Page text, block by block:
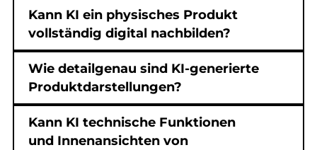
Kann KI ein physisches Produkt
vollständig digital nachbilden?
Wie detailgenau sind KI-generierte
Produktdarstellungen?
Kann KI technische Funktionen
und Innenansichten von